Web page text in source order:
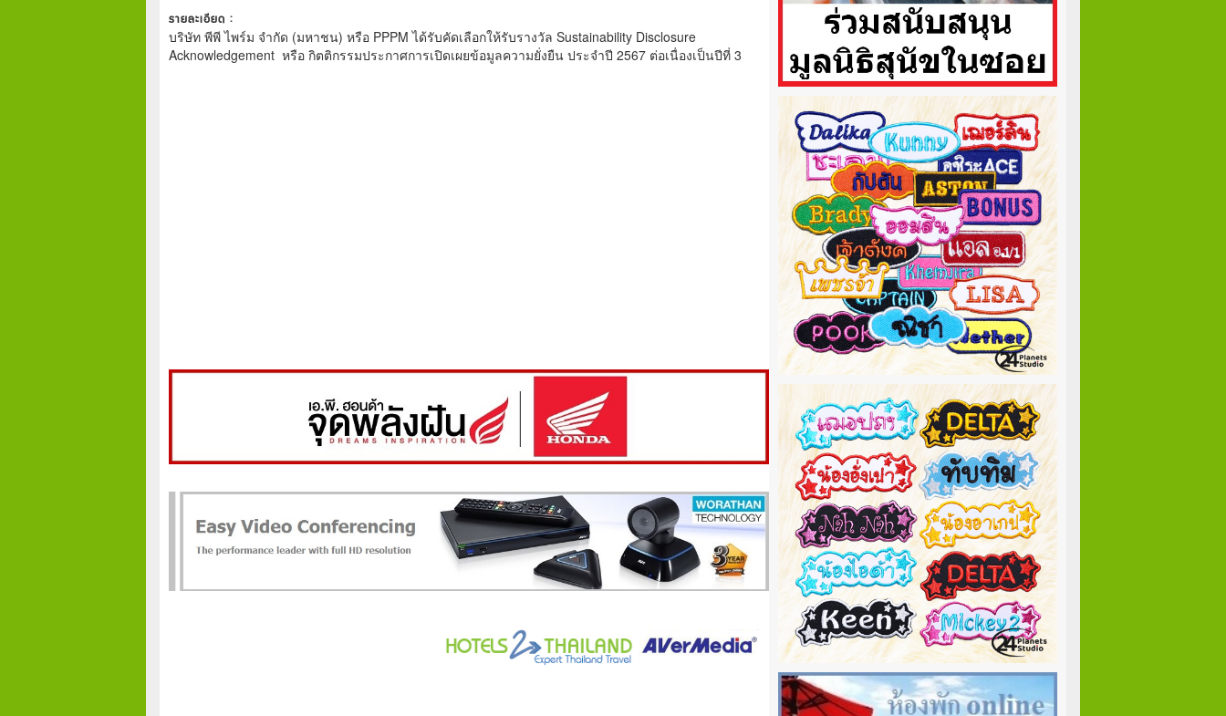
รายละเอียด :
บริษัท พีพี ไพร์ม จำกัด (มหาชน) หรือ PPPM ได้รับคัดเลือกให้รับรางวัล Sustainability Disclosure
Acknowledgement หรือ กิตติกรรมประกาศการเปิดเผยข้อมูลความยั่งยืน ประจำปี 2567 ต่อเนื่องเป็นปีที่ 3